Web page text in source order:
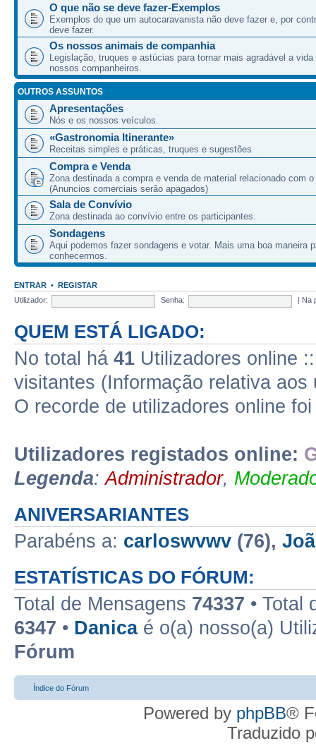
O que não se deve fazer-Exemplos
Exemplos do que um autocaravanista não deve fazer e, por
deve fazer.
Os nossos animais de companhia
Legislação, truques e astúcias para tornar mais agradável a vida
nossos companheiros.
OUTROS ASSUNTOS
Apresentações
Nós e os nossos veículos.
«Gastronomia Itinerante»
Receitas simples e práticas, truques e sugestões
Compra e Venda
Zona destinada a compra e venda de material relacionado com
(Anuncios comerciais serão apagados)
Sala de Convívio
Zona destinada ao convívio entre os participantes.
Sondagens
Aqui podemos fazer sondagens e votar. Mais uma boa maneira
conhecermos.
ENTRAR • REGISTAR
Utilizador:
Senha: Na
QUEM ESTÁ LIGADO:
No total há 41 Utilizadores online
visitantes (Informação relativa
O recorde de utilizadores online
Utilizadores registados online:
Legenda:Administrador,
ANIVERSARIANTES
Parabéns a: carloswvwv (76),
ESTATÍSTICAS DO FÓRUM:
Total de Mensagens 74337 • Total
6347 • Danicaé o(a) nosso(a)
Fórum
Índice do Fórum
Powered by phpBB®
Traduzido